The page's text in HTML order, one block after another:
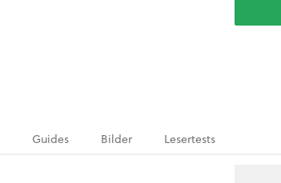
Guides Bilder Lesertests